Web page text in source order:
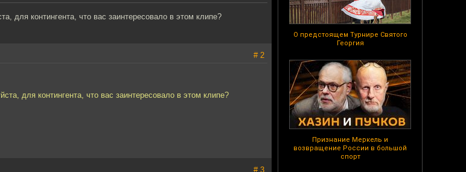
О предстоящем Турнире Святого
Георгия
Признание Меркель и
возвращение России в большой
спорт
для контингента, что вас заинтересовало в этом клипе?
# 2
для контингента, что вас заинтересовало в этом клипе?
# 3